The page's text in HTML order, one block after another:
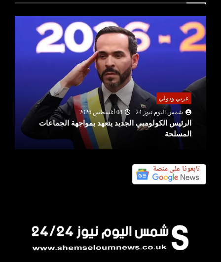
عربي ودولي
شمس اليوم نيوز 24
08 أغسطس 2026
الرئيس الكولومبي الجديد يتعهد بمواجهة الجماعات
المسلحة